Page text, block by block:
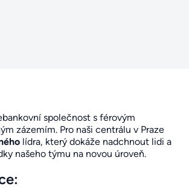
společnost s férovým
zázemím. Pro naši centrálu v Praze
lídra, který dokáže nadchnout lidi a
našeho týmu na novou úroveň.